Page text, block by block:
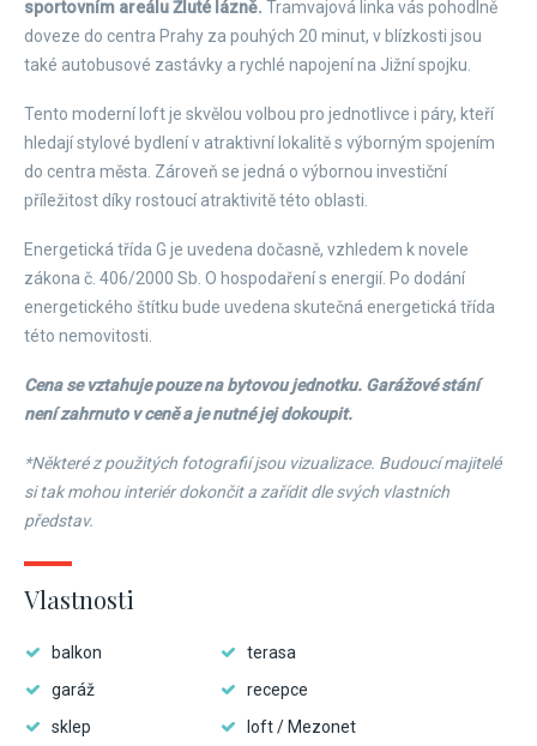
sportovním areálu Žluté lázně. Tramvajová linka vás pohodlně
doveze do centra Prahy za pouhých 20 minut, v blízkosti jsou
také autobusové zastávky a rychlé napojení na Jižní spojku.
Tento moderní loft je skvělou volbou pro jednotlivce i páry, kteří
hledají stylové bydlení v atraktivní lokalitě s výborným spojením
do centra města. Zároveň se jedná o výbornou investiční
příležitost díky rostoucí atraktivitě této oblasti.
Energetická třída G je uvedena dočasně, vzhledem k novele
zákona č. 406/2000 Sb. O hospodaření s energií. Po dodání
energetického štítku bude uvedena skutečná energetická třída
této nemovitosti.
Cena se vztahuje pouze na bytovou jednotku. Garážové stání
není zahrnuto v ceně a je nutné jej dokoupit.
*Některé z použitých fotografií jsou vizualizace. Budoucí majitelé
si tak mohou interiér dokončit a zařídit dle svých vlastních
představ.
Vlastnosti
balkon
terasa
garáž
recepce
sklep
loft / Mezonet